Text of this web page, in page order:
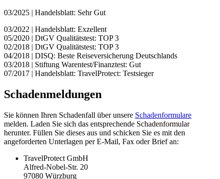
03/2025 | Handelsblatt: Sehr Gut
03/2022 | Handelsblatt: Exzellent
05/2020 | DtGV Qualitätstest: TOP 3
02/2018 | DtGV Qualitätstest: TOP 3
04/2018 | DISQ: Beste Reiseversicherung Deutschlands
03/2018 | Stiftung Warentest/Finanztest: Gut
07/2017 | Handelsblatt: TravelProtect: Testsieger
Schadenmeldungen
Sie können Ihren Schadenfall über unsere Schadenformulare
melden. Laden Sie sich das entsprechende Schadenformular
herunter. Füllen Sie dieses aus und schicken Sie es mit den
angeforderten Unterlagen per E-Mail, Fax oder Brief an:
TravelProtect GmbH
Alfred-Nobel-Str. 20
97080 Würzburg